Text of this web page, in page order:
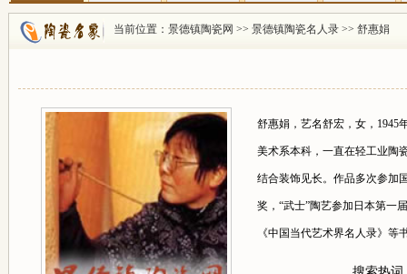
当前位置： 景德镇陶瓷网 >> 景德镇陶瓷名人录 >> 舒惠娟
舒惠娟，艺名舒宏，女，1945
美术系本科，一直在轻工业陶
结合装饰见长。作品多次参加
奖，“武士”陶艺参加日本第一
《中国当代艺术界名人录》